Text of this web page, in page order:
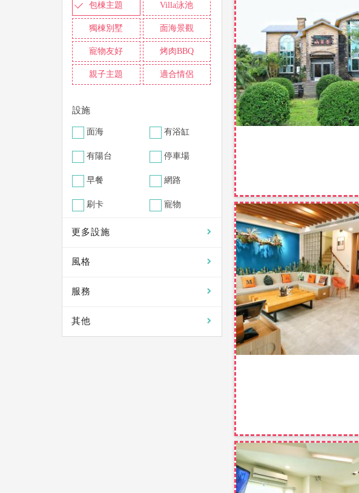
包棟主題 Villa泳池
獨棟別墅 面海景觀
寵物友好 烤肉BBQ
親子主題 適合情侶
設施
面海 有浴缸
有陽台 停車場
早餐 網路
刷卡 寵物
更多設施
風格
服務
其他